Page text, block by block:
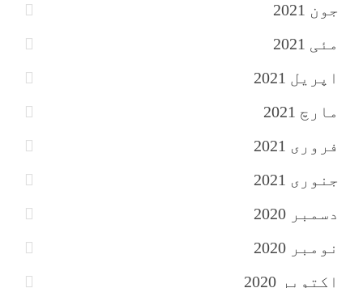
جون 2021
مئی 2021
اپریل 2021
مارچ 2021
فروری 2021
جنوری 2021
دسمبر 2020
نومبر 2020
اکتوبر 2020